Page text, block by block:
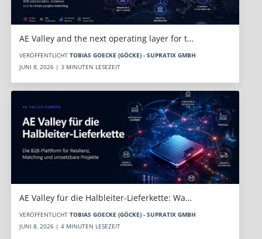
AE Valley and the next operating layer for t…
VERÖFFENTLICHT TOBIAS GOECKE (GÖCKE) - SUPRATIX GMBH
JUNI 8, 2026 | 3 MINUTEN LESEZEIT
AE Valley für die Halbleiter-Lieferkette: Wa…
VERÖFFENTLICHT TOBIAS GOECKE (GÖCKE) - SUPRATIX GMBH
JUNI 8, 2026 | 4 MINUTEN LESEZEIT